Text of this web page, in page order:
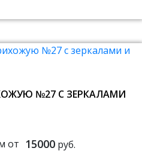
№27 С ЗЕРКАЛАМИ
от 15000руб.